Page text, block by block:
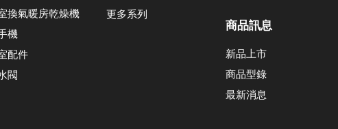
換氣暖房乾燥機
機
配件
閥
更多系列
商品訊息
新品上市
商品型錄
最新消息